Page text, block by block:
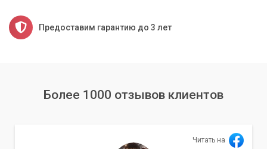
Предоставим гарантию до 3 лет
Более 1000 отзывов клиентов
Читать на